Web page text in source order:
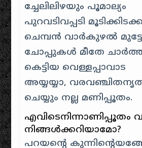
ച്ചേലിലിഴയും പൂമാല്യം
പുറവടിവപ്പടി
ചെമ്പന്‍ വാര്‍കുഴല്‍
ചോപ്പുകള്‍ മീതേ
കെട്ടിയ വെള്ളപ്പാവാട
അയ്യയ്യാ,
ചെയ്യും നല്ല മണിപ്പൂതം.
എവിടെനിന്നാണിപ്പൂതം
നിങ്ങള്‍ക്കറിയാമോ?
പറയന്റെ